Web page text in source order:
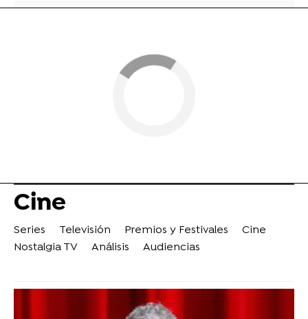
Cine
Series Televisión Premios y Festivales
Cine
Nostalgia TV
Análisis Audiencias